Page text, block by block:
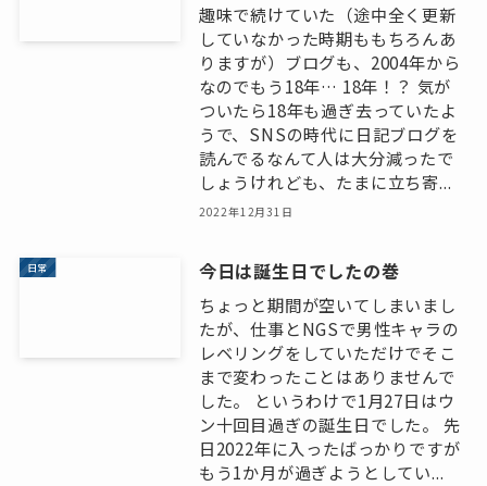
趣味で続けていた（途中全く更新
していなかった時期ももちろんあ
りますが）ブログも、2004年から
なのでもう18年… 18年！？ 気が
ついたら18年も過ぎ去っていたよ
うで、SNSの時代に日記ブログを
読んでるなんて人は大分減ったで
しょうけれども、たまに立ち寄...
2022年12月31日
日常 今日は誕生日でしたの巻
ちょっと期間が空いてしまいまし
たが、仕事とNGSで男性キャラの
レベリングをしていただけでそこ
まで変わったことはありませんで
した。 というわけで1月27日はウ
ン十回目過ぎの誕生日でした。 先
日2022年に入ったばっかりですが
もう1か月が過ぎようとしてい...